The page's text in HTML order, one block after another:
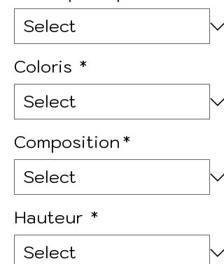
Coloris *
Composition*
Hauteur *